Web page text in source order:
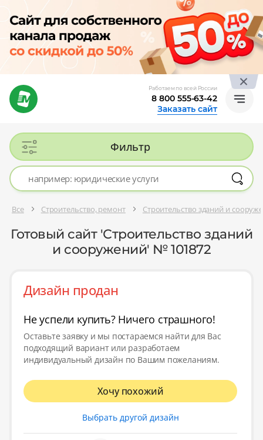
Работаем по всей России
8 800 555-63-42
Заказать сайт
Фильтр
Все Строительство, ремонт Строительство зданий и
Готовый сайт 'Строительство зданий
и сооружений' № 101872
Дизайн продан
Не успели купить? Ничего страшного!
Оставьте заявку и мы постараемся найти для Вас
подходящий вариант или разработаем
индивидуальный дизайн по Вашим пожеланиям.
Хочу похожий
Выбрать другой дизайн